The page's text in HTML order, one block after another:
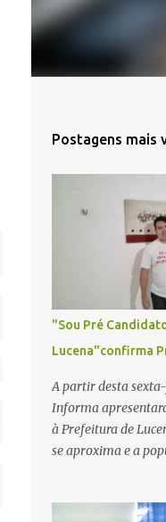
Postagens mais
"Sou Pré
Lucena"confirma
A partir desta
Informa
à Prefeitura de
se aproxima e a
articulações e